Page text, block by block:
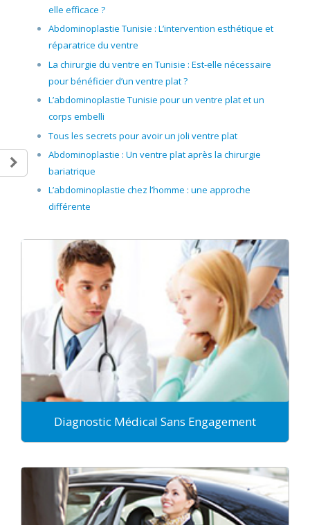
elle efficace ?
Abdominoplastie Tunisie : L’intervention esthétique et
réparatrice du ventre
La chirurgie du ventre en Tunisie : Est-elle nécessaire
pour bénéficier d’un ventre plat ?
L’abdominoplastie Tunisie pour un ventre plat et un
corps embelli
Tous les secrets pour avoir un joli ventre plat
Abdominoplastie : Un ventre plat après la chirurgie
bariatrique
L’abdominoplastie chez l’homme : une approche
différente
Diagnostic Médical Sans Engagement